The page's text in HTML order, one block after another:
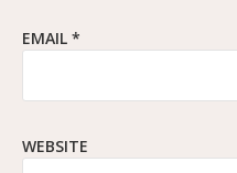
EMAIL *
WEBSITE